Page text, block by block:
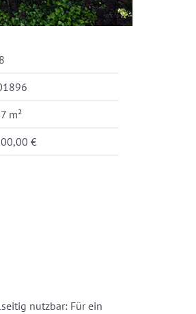
m²
€
nutzbar: Für ein